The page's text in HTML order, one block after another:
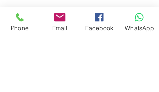
Phone Email Facebook WhatsApp